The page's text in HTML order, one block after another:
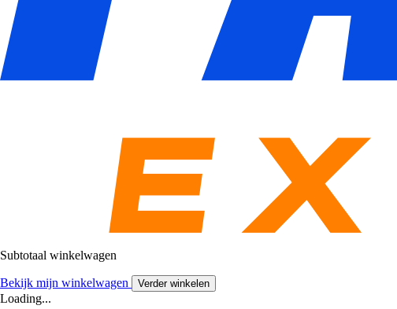
Subtotaal winkelwagen
Bekijk mijn winkelwagen Verder winkelen
Loading...